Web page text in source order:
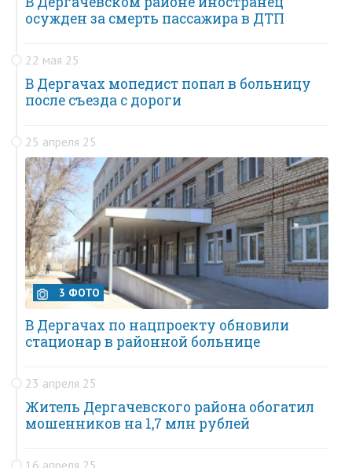
осужден за смерть пассажира в ДТП
22 мая 25
В Дергачах мопедист попал в больницу
после съезда с дороги
25 апреля 25
3 ФОТО
В Дергачах по нацпроекту обновили
стационар в районной больнице
23 апреля 25
Житель Дергачевского района обогатил
мошенников на 1,7 млн рублей
16 апреля 25